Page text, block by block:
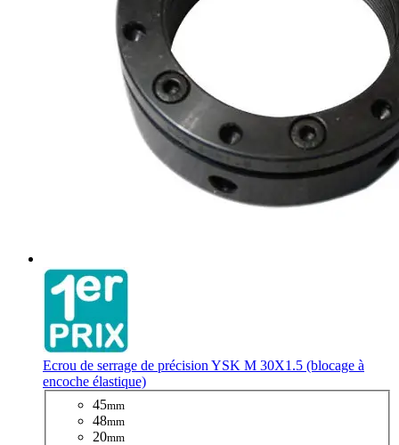
Ecrou de serrage de précision YSK M 30X1.5 (blocage à
encoche élastique)
45mm
48mm
20mm